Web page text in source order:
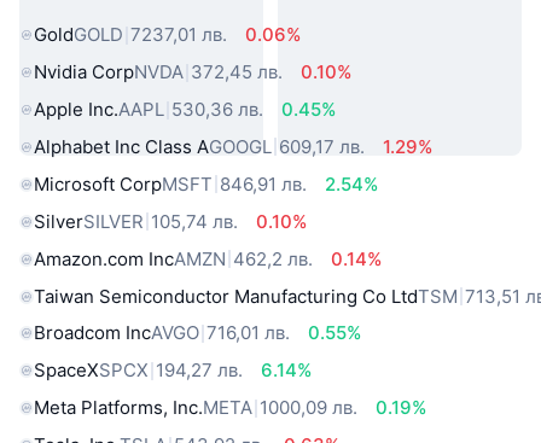
GoldGOLD 7237,01 лв.
0.06%
Nvidia CorpNVDA 372,45 лв.
0.10%
Apple Inc.AAPL 530,36 лв.
0.45%
Alphabet Inc Class AGOOGL 609,17 лв.
1.29%
Microsoft CorpMSFT 846,91 лв.
2.54%
SilverSILVER 105,74 лв.
0.10%
Amazon.com IncAMZN 462,2 лв.
0.14%
Taiwan Semiconductor Manufacturing Co LtdTSM 713,51
Broadcom IncAVGO 716,01 лв.
0.55%
SpaceXSPCX 194,27 лв.
6.14%
Meta Platforms, Inc.META 1000,09 лв.
0.19%